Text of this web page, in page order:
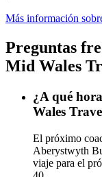
Más información
Preguntas
Mid Wales
¿A qué
Wales
El próximo
Aberystwyth
viaje para el